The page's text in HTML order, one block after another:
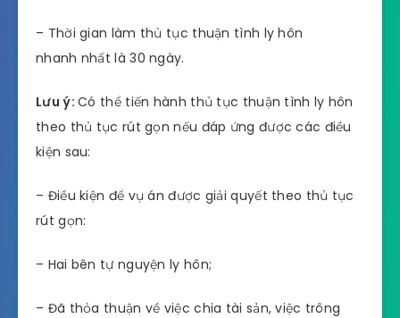
– Thời gian làm thủ tục thuận tình ly hôn
nhanh nhất là 30 ngày.
Lưu ý:Có thể tiến hành thủ tục thuận tình ly hôn
theo thủ tục rút gọn nếu đáp ứng được các điều
kiện sau:
– Điều kiện để vụ án được giải quyết theo thủ tục
rút gọn:
– Hai bên tự nguyện ly hôn;
– Đã thỏa thuận về việc chia tài sản, việc trông